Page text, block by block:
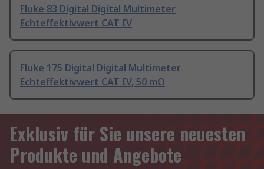
Fluke 83 Digital Digital Multimeter
Echteffektivwert CAT IV
Fluke 175 Digital Digital Multimeter
Echteffektivwert CAT IV, 50 mΩ
Exklusiv für Sie unsere neuesten
Produkte und Angebote